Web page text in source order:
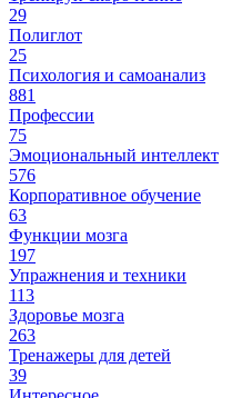
29
Полиглот
25
Психология и самоанализ
881
Профессии
75
Эмоциональный интеллект
576
Корпоративное обучение
63
Функции мозга
197
Упражнения и техники
113
Здоровье мозга
263
Тренажеры для детей
39